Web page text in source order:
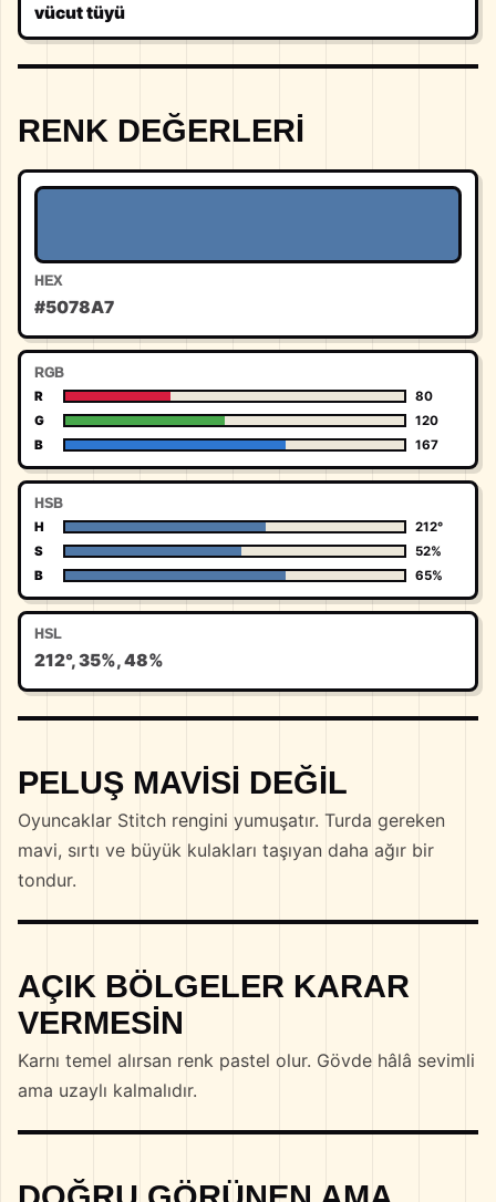
vücut tüyü
RENK DEĞERLERI
HEX
#5078A7
RGB
R
80
G
120
B
167
HSB
H
212°
S
52%
B
65%
HSL
212°, 35%, 48%
PELUŞ MAVISI DEĞIL
Oyuncaklar Stitch rengini yumuşatır. Turda gereken
mavi, sırtı ve büyük kulakları taşıyan daha ağır bir
tondur.
AÇIK BÖLGELER KARAR
VERMESIN
Karnı temel alırsan renk pastel olur. Gövde hâlâ sevimli
ama uzaylı kalmalıdır.